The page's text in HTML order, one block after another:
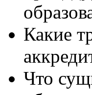
Какие
Что